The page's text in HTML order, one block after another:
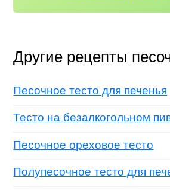
Другие рецепты
Песочное тесто для печенья
Тесто на безалкогольном
Песочное ореховое тесто
Полупесочное тесто для